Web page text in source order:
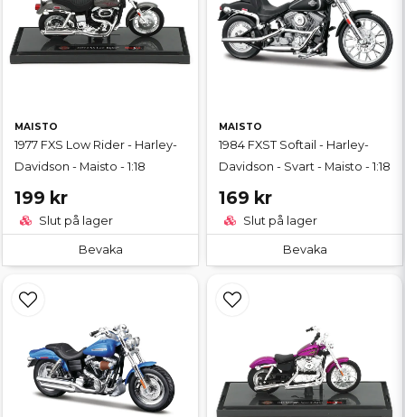
MAISTO
1977 FXS Low Rider - Harley-
Davidson - Maisto - 1:18
199 kr
Slut på lager
Bevaka
MAISTO
1984 FXST Softail - Harley-
Davidson - Svart - Maisto - 1:18
169 kr
Slut på lager
Bevaka